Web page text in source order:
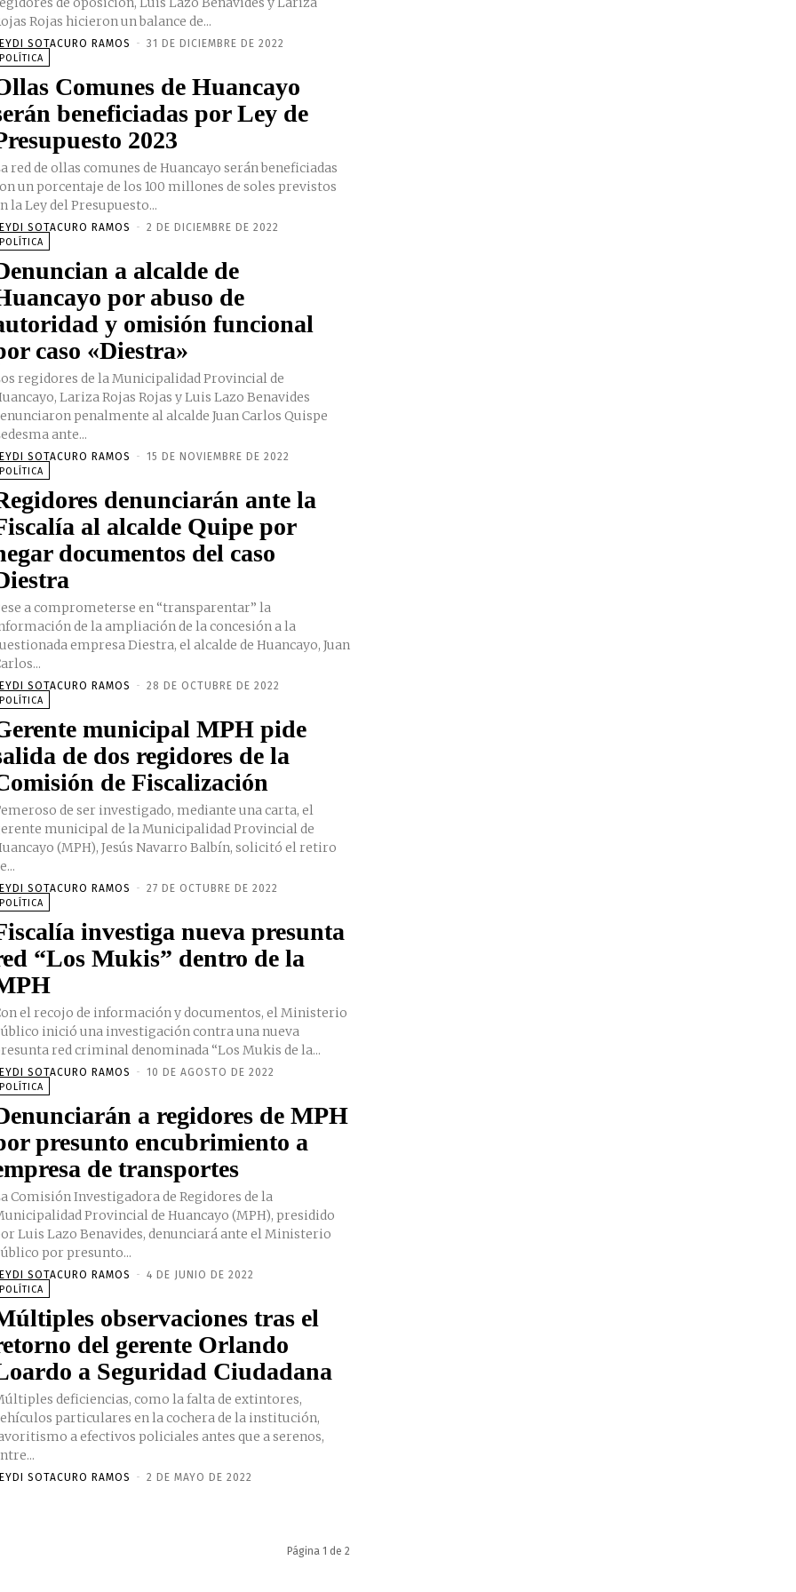
Rojas hicieron un balance de...
SOTACURO RAMOS - 31 DE DICIEMBRE DE 2022
POLÍTICA
Comunes de Huancayo
beneficiadas por Ley de
2023
red de ollas comunes de Huancayo serán beneficiadas
un porcentaje de los 100 millones de soles previstos
la Ley del Presupuesto...
SOTACURO RAMOS - 2 DE DICIEMBRE DE 2022
POLÍTICA
a alcalde de
por abuso de
y omisión funcional
caso «Diestra»
regidores de la Municipalidad Provincial de
Lariza Rojas Rojas y Luis Lazo Benavides
penalmente al alcalde Juan Carlos Quispe
ante...
SOTACURO RAMOS - 15 DE NOVIEMBRE DE 2022
POLÍTICA
denunciarán ante la
al alcalde Quipe por
documentos del caso
a comprometerse en “transparentar” la
de la ampliación de la concesión a la
empresa Diestra, el alcalde de Huancayo, Juan
SOTACURO RAMOS - 28 DE OCTUBRE DE 2022
POLÍTICA
municipal MPH pide
de dos regidores de la
de Fiscalización
de ser investigado, mediante una carta, el
municipal de la Municipalidad Provincial de
(MPH), Jesús Navarro Balbín, solicitó el retiro
SOTACURO RAMOS - 27 DE OCTUBRE DE 2022
POLÍTICA
investiga nueva presunta
“Los Mukis” dentro de la
el recojo de información y documentos, el Ministerio
inició una investigación contra una nueva
red criminal denominada “Los Mukis de la...
SOTACURO RAMOS - 10 DE AGOSTO DE 2022
POLÍTICA
a regidores de MPH
presunto encubrimiento a
de transportes
Comisión Investigadora de Regidores de la
Provincial de Huancayo (MPH), presidido
Luis Lazo Benavides, denunciará ante el Ministerio
por presunto...
SOTACURO RAMOS - 4 DE JUNIO DE 2022
POLÍTICA
observaciones tras el
del gerente Orlando
a Seguridad Ciudadana
deficiencias, como la falta de extintores,
particulares en la cochera de la institución,
a efectivos policiales antes que a serenos,
SOTACURO RAMOS - 2 DE MAYO DE 2022
Página 1 de 2